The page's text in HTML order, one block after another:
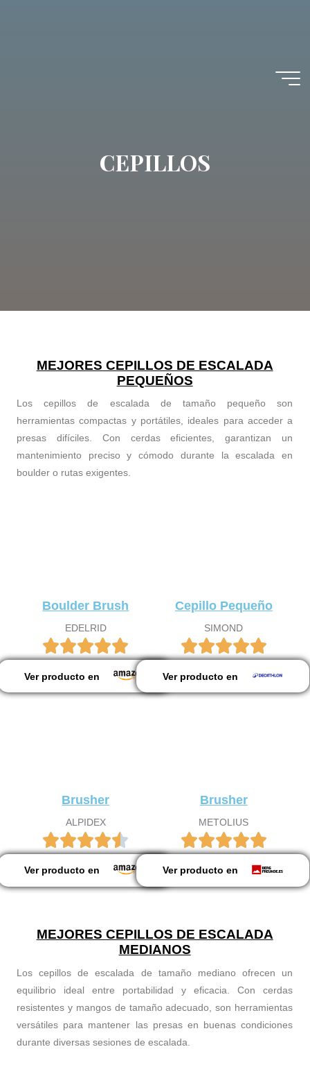
CEPILLOS
MEJORES CEPILLOS DE ESCALADA
PEQUEÑOS
Los cepillos de escalada de tamaño pequeño son
herramientas compactas y portátiles, ideales para acceder a
presas difíciles. Con cerdas eficientes, garantizan un
mantenimiento preciso y cómodo durante la escalada en
boulder o rutas exigentes.
Boulder Brush
EDELRID
Ver producto en
Cepillo Pequeño
SIMOND
Ver producto en
Brusher
ALPIDEX
Ver producto en
Brusher
METOLIUS
Ver producto en
MEJORES CEPILLOS DE ESCALADA
MEDIANOS
Los cepillos de escalada de tamaño mediano ofrecen un
equilibrio ideal entre portabilidad y eficacia. Con cerdas
resistentes y mangos de tamaño adecuado, son herramientas
versátiles para mantener las presas en buenas condiciones
durante diversas sesiones de escalada.